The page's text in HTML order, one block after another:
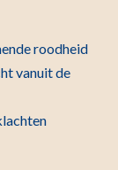
roodheid
vanuit de